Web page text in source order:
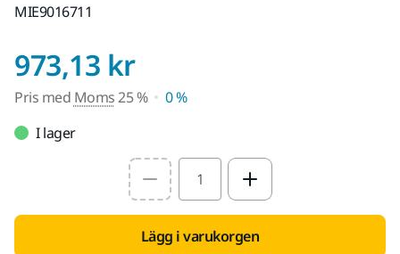
MIE9016711
973,13 krPris med Moms 25
Pris med Moms25 %
0 %
I lager
Select quantity value
Lägg i varukorgen